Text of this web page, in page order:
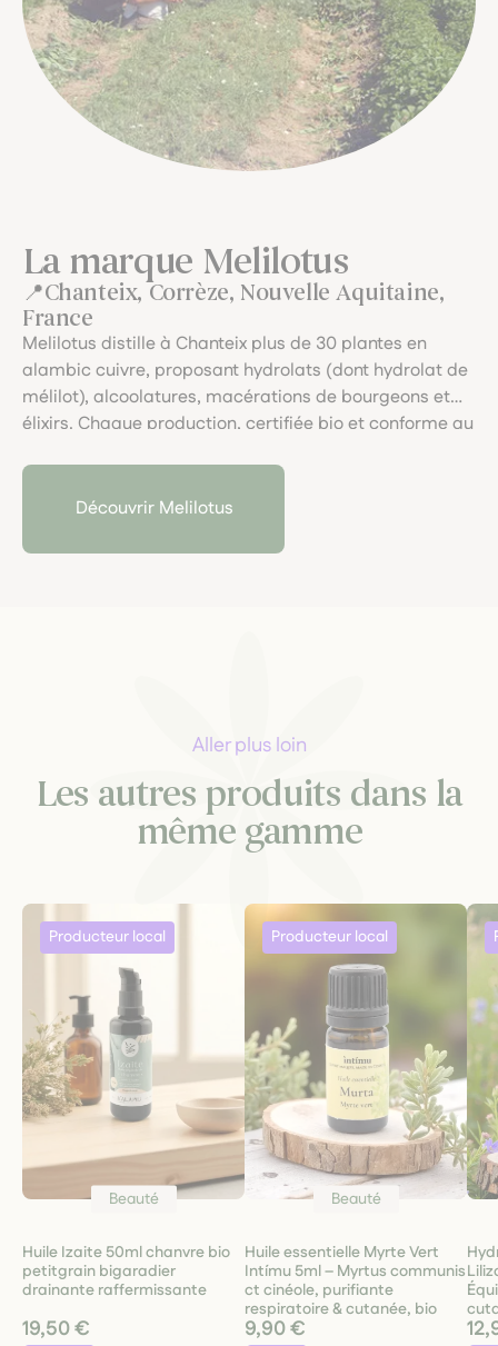
La marque Melilotus
Chanteix, Corrèze, Nouvelle Aquitaine,
France
Melilotus distille à Chanteix plus de 30 plantes en
alambic cuivre, proposant hydrolats (dont hydrolat de
mélilot), alcoolatures, macérations de bourgeons et
élixirs. Chaque production, certifiée bio et conforme au
vibrante et respectueuse du végétal.
Découvrir Melilotus
Aller plus loin
Les autres produits dans la
même gamme
Beauté
Huile Izaite 50ml chanvre bio
petitgrain bigaradier
drainante raffermissante
19,50 €
Beauté
Huile essentielle Myrte Vert
Intímu 5ml – Myrtus communis
ct cinéole, purifiante
respiratoire & cutanée, bio
9,90 €